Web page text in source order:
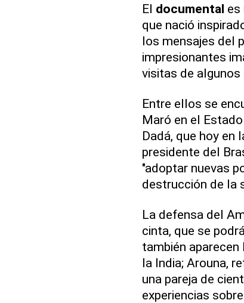
El documental es
que nació
los mensajes del
impresionantes
visitas de
Entre ellos se
Maró en el
Dadá, que hoy en
presidente del
"adoptar nuevas
destrucción de la
La defensa del
cinta, que se
también
la India; Arouna,
una pareja de
experiencias